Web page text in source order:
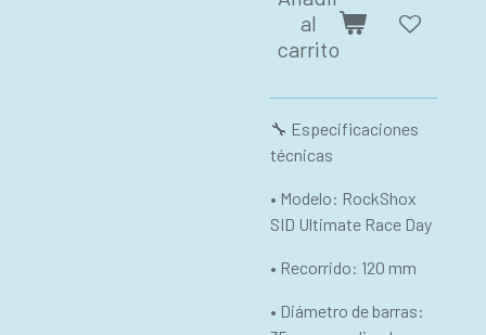
al
carrito
🔧 Especificaciones
técnicas
• Modelo: RockShox
SID Ultimate Race Day
• Recorrido: 120 mm
• Diámetro de barras: